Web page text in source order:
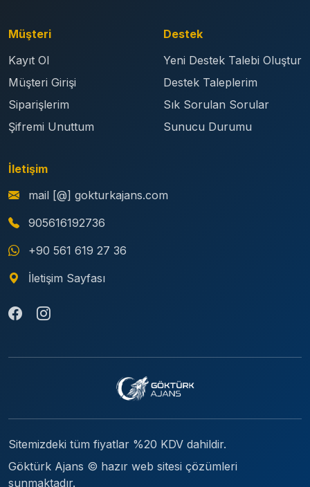
Müşteri
Kayıt Ol
Müşteri Girişi
Siparişlerim
Şifremi Unuttum
Destek
Yeni Destek Talebi Oluştur
Destek Taleplerim
Sık Sorulan Sorular
Sunucu Durumu
İletişim
mail [@] gokturkajans.com
905616192736
+90 561 619 27 36
İletişim Sayfası
Sitemizdeki tüm fiyatlar %20 KDV dahildir.
Göktürk Ajans © hazır web sitesi çözümleri
sunmaktadır.